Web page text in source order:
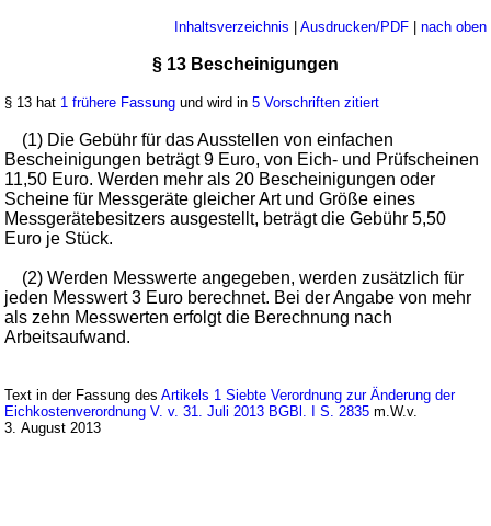
Inhaltsverzeichnis Ausdrucken/PDF| nach oben
§ 13 Bescheinigungen
§ 13 hat 1 frühere Fassung und wird in5 Vorschriften zitiert
(1) Die Gebühr für das Ausstellen von einfachen
Bescheinigungen beträgt 9 Euro, von Eich- und Prüfscheinen
11,50 Euro. Werden mehr als 20 Bescheinigungen oder
Scheine für Messgeräte gleicher Art und Größe eines
Messgerätebesitzers ausgestellt, beträgt die Gebühr 5,50
Euro je Stück.
(2) Werden Messwerte angegeben, werden zusätzlich für
jeden Messwert 3 Euro berechnet. Bei der Angabe von mehr
als zehn Messwerten erfolgt die Berechnung nach
Arbeitsaufwand.
Text in der Fassung desArtikels 1 Siebte Verordnung zur Änderung der
Eichkostenverordnung V. v. 31. Juli 2013 BGBl. I S. 2835 m.W.v.
3. August 2013